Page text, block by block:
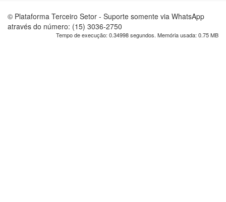
© Plataforma Terceiro Setor - Suporte somente via WhatsApp
através do número: (15) 3036-2750
Tempo de execução: 0.34998 segundos. Memória usada: 0.75 MB